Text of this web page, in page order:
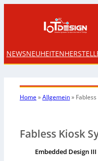
NEWSNEUHEITEN
Home»Allgemein»
Fabless Kiosk
Embedded Design III